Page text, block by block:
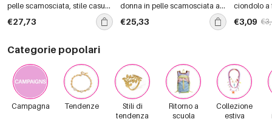
pelle scamosciata, stile casual,
dettagli in metallo, tinta unita.
€27,73
donna in pelle scamosciata a
tinta unita, stile casual, colore
unico.
€25,33
ciondolo a
€3,09
Categorie popolari
Campagna Tendenze
Stili di
tendenza
Ritorno a
scuola
Collezione
estiva